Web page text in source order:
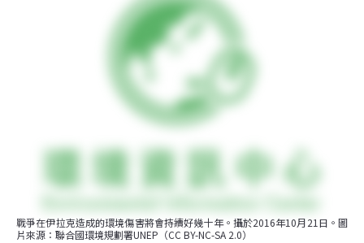
戰爭在伊拉克造成的環境傷害將會持續好幾十年。攝於2016年10月21日。圖
片來源：聯合國環境規劃署UNEP（CC BY-NC-SA 2.0）